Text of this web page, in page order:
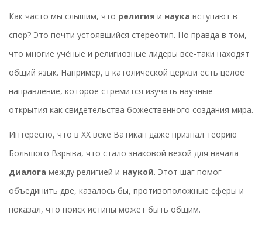
Как часто мы слышим, что религия и наука вступают в
спор? Это почти устоявшийся стереотип. Но правда в том,
что многие учёные и религиозные лидеры все-таки находят
общий язык. Например, в католической церкви есть целое
направление, которое стремится изучать научные
открытия как свидетельства божественного создания мира.
Интересно, что в XX веке Ватикан даже признал теорию
Большого Взрыва, что стало знаковой вехой для начала
диалога между религией и наукой. Этот шаг помог
объединить две, казалось бы, противоположные сферы и
показал, что поиск истины может быть общим.